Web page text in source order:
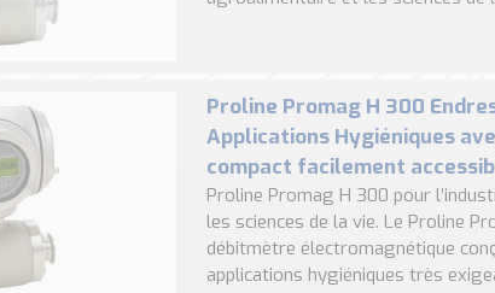
Proline Promag H 300
Applications Hygiéniques
compact facilement
Proline Promag H 300 pour
les sciences de la vie. Le Proline
débitmètre électromagnétique
applications hygiéniques très